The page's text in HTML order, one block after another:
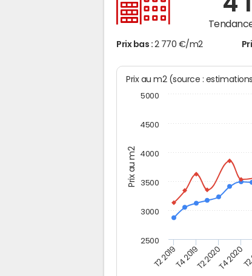
Prix bas : 2 770 €/m2
Prix au m2
Prix au m2 (source :
T2 2019T4 2019T2 2020T4 2020
2500
3000
3500
4000
4500
5000